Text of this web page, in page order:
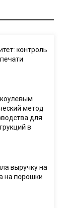
контроль
метод
для
в
выручку на
на порошки